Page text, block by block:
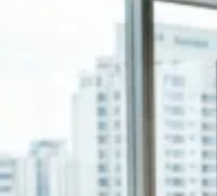
Trânsito em Tempo Real
Portal Pet